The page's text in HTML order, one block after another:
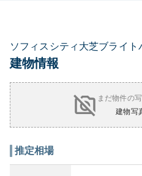
ソフィスシティ大芝ブライト
建物情報
まだ物件の
建物写
推定相場